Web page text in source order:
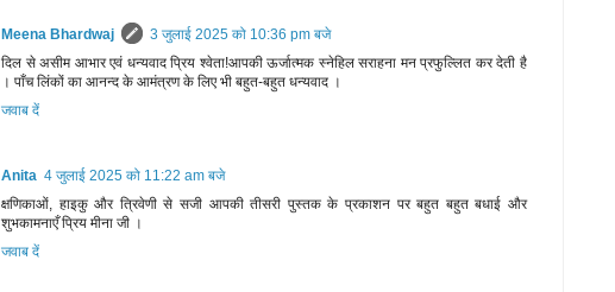
Meena Bhardwaj
3 जुलाई 2025 को 10:36 pm बजे
दिल से असीम आभार एवं धन्यवाद प्रिय श्वेता!आपकी ऊर्जात्मक स्नेहिल सराहना मन प्रफुल्लित कर देती है
। पाँच लिंकों का आनन्द के आमंत्रण के लिए भी बहुत-बहुत धन्यवाद ।
जवाब दें
Anita 4 जुलाई 2025 को 11:22 am बजे
क्षणिकाओं, हाइकु और त्रिवेणी से सजी आपकी तीसरी पुस्तक के प्रकाशन पर बहुत बहुत बधाई और
शुभकामनाएँ प्रिय मीना जी ।
जवाब दें